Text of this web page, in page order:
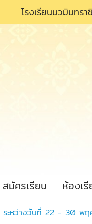
โรงเรียนนวมินทร
สมัครเรียน ห้องเ
ระหว่างวันที่ 22 - 30 พ